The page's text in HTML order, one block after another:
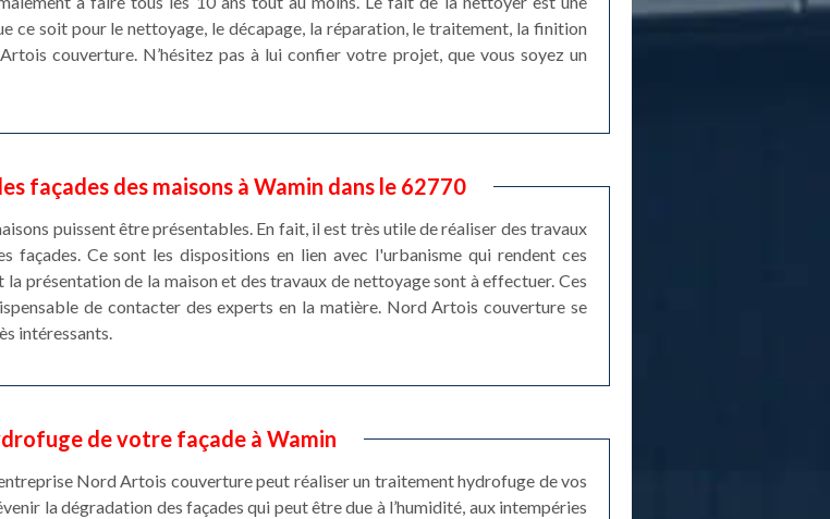
ce soit pour le nettoyage, le décapage, la réparation, le traitement, la finition
couverture. N’hésitez pas à lui confier votre projet, que vous soyez un
façades des maisons à Wamin dans le 62770
puissent être présentables. En fait, il est très utile de réaliser des travaux
façades. Ce sont les dispositions en lien avec l'urbanisme qui rendent ces
présentation de la maison et des travaux de nettoyage sont à effectuer. Ces
de contacter des experts en la matière. Nord Artois couverture se
intéressants.
de votre façade à Wamin
Nord Artois couverture peut réaliser un traitement hydrofuge de vos
la dégradation des façades qui peut être due à l’humidité, aux intempéries